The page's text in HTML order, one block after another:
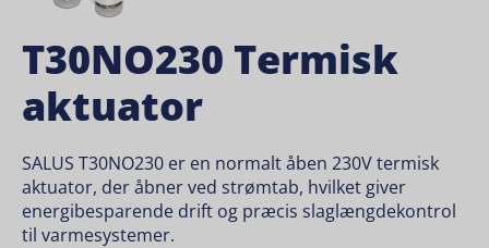
T30NO230 Termisk
aktuator
SALUS T30NO230 er en normalt åben 230V termisk
aktuator, der åbner ved strømtab, hvilket giver
energibesparende drift og præcis slaglængdekontrol
til varmesystemer.